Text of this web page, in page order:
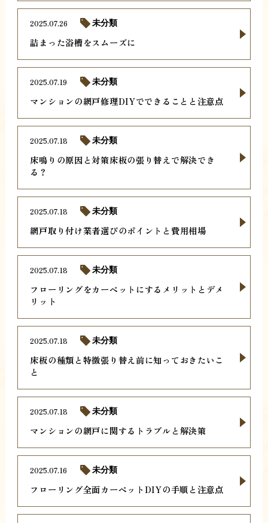
詰まった浴槽をスムーズに
2025.07.26 未分類
マンションの網戸修理DIYでできることと注意点
2025.07.19 未分類
床鳴りの原因と対策床板の張り替えで解決でき
る？
2025.07.18 未分類
網戸取り付け業者選びのポイントと費用相場
2025.07.18 未分類
フローリングをカーペットにするメリットとデメ
リット
2025.07.18 未分類
床板の種類と特徴張り替え前に知っておきたいこ
と
2025.07.18 未分類
マンションの網戸に関するトラブルと解決策
2025.07.18 未分類
フローリング全面カーペットDIYの手順と注意点
2025.07.16 未分類